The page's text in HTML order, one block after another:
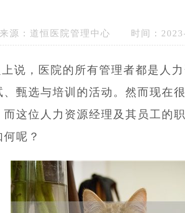
来源： 道恒医院管理中心 时间：
说，医院的所有管理者都是人
甄选与培训的活动。然而现在
而这位人力资源经理及其员工的
呢？